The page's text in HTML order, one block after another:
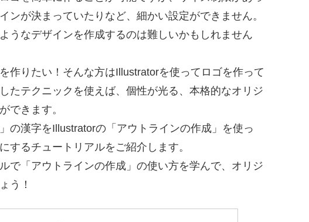
ンが決まっていたりなど、細かい設定ができません。
うなデザインを作成するのは難しいかもしれません
作りたい！そんな方はIllustratorを使ってロゴを作って
たテクニックを使えば、個性が光る、本格的なオリジ
できます。
の漢字をIllustratorの「アウトラインの作成」を使っ
するチュートリアルをご紹介します。
で「アウトラインの作成」の使い方を学んで、オリジ
う！